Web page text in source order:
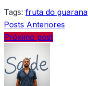
Tags: fruta do guarana
Posts Anteriores
Próximo post